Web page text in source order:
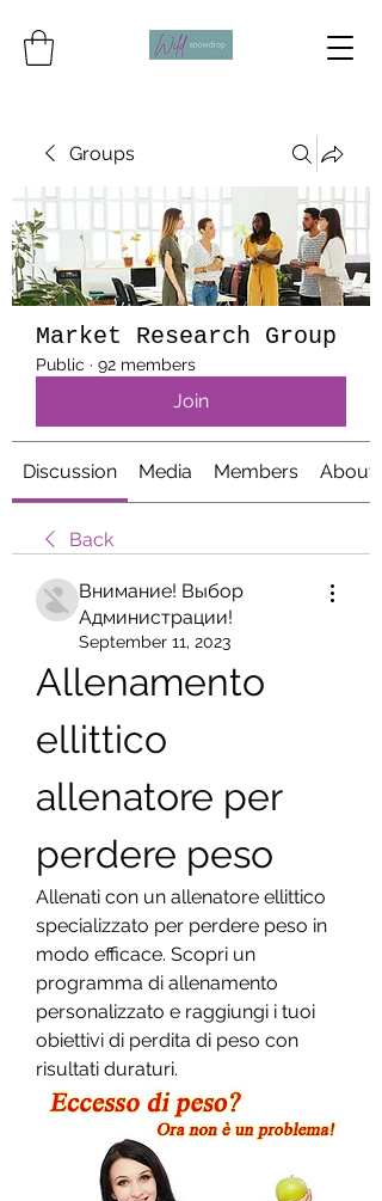
Groups
Market Research Group
Public · 92 members
Join
Discussion Media Members About
Back
Внимание! Выбор
Администрации!
September 11, 2023
Allenamento
ellittico
allenatore per
perdere peso
Allenati con un allenatore ellittico
specializzato per perdere peso in
modo efficace. Scopri un
programma di allenamento
personalizzato e raggiungi i tuoi
obiettivi di perdita di peso con
risultati duraturi.